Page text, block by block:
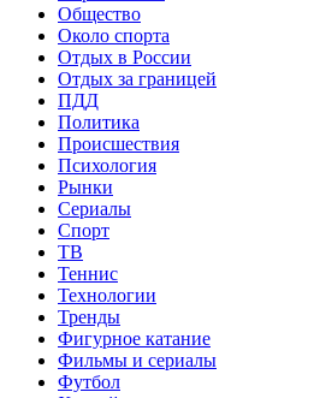
Общество
Около спорта
Отдых в России
Отдых за границей
ПДД
Политика
Происшествия
Психология
Рынки
Сериалы
Спорт
ТВ
Теннис
Технологии
Тренды
Фигурное катание
Фильмы и сериалы
Футбол